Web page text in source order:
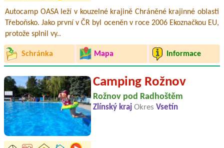
Autocamp OASA leží v kouzelné krajině Chráněné krajinné oblasti
Třeboňsko. Jako první v ČR byl oceněn v roce 2006 Ekoznačkou EU,
protože splnil vy..
Schránka Mapa Informace
Camping Rožnov
Rožnov pod Radhoštěm
Zlínský kraj Okres Vsetín